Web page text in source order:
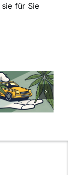
für Sie
Cannabis
Samen
kaufen: Alles
was Sie